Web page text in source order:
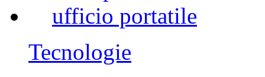
Tecnologie